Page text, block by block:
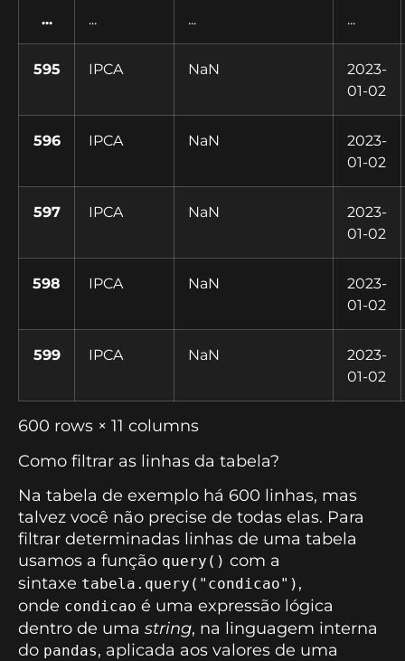
... ... ... ...
595 IPCA NaN
2023-
01-02
596 IPCA NaN
2023-
01-02
597 IPCA NaN
2023-
01-02
598 IPCA NaN
2023-
01-02
599 IPCA NaN
2023-
01-02
600 rows × 11 columns
Como filtrar as linhas da tabela?
Na tabela de exemplo há 600 linhas, mas
talvez você não precise de todas elas. Para
filtrar determinadas linhas de uma tabela
usamos a função query() com a
sintaxe tabela.query("condicao") ,
onde condicao é uma expressão lógica
dentro de uma string, na linguagem interna
do pandas, aplicada aos valores de uma